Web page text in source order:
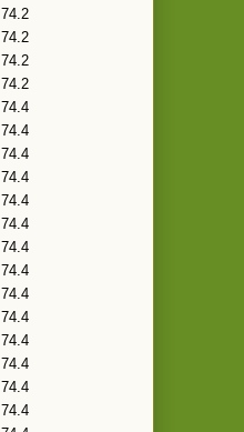
74.2
74.2
74.2
74.2
74.4
74.4
74.4
74.4
74.4
74.4
74.4
74.4
74.4
74.4
74.4
74.4
74.4
74.4